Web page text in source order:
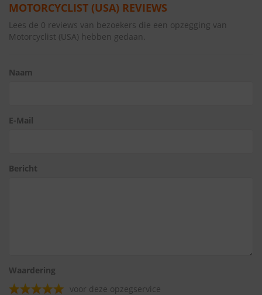
MOTORCYCLIST (USA) REVIEWS
Lees de 0 reviews van bezoekers die een opzegging van
Motorcyclist (USA) hebben gedaan.
Naam
E-Mail
Bericht
Waardering
voor deze opzegservice